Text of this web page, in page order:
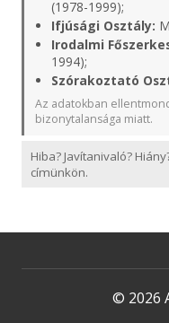
(1978-1999);
Ifjúsági Osztály:
Irodalmi
1994);
Szórakoztató
Az adatokban
bizonytalansága miatt.
Hiba? Javítanivaló?
címünkön.
© 2026